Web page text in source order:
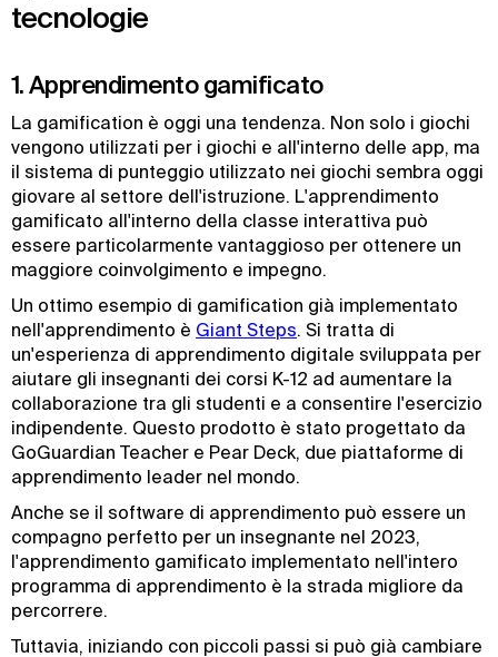
tecnologie
1. Apprendimento gamificato
La gamification è oggi una tendenza. Non solo i giochi
vengono utilizzati per i giochi e all'interno delle app, ma
il sistema di punteggio utilizzato nei giochi sembra oggi
giovare al settore dell'istruzione. L'apprendimento
gamificato all'interno della classe interattiva può
essere particolarmente vantaggioso per ottenere un
maggiore coinvolgimento e impegno.
Un ottimo esempio di gamification già implementato
nell'apprendimento è Giant Steps. Si tratta di
un'esperienza di apprendimento digitale sviluppata per
aiutare gli insegnanti dei corsi K-12 ad aumentare la
collaborazione tra gli studenti e a consentire l'esercizio
indipendente. Questo prodotto è stato progettato da
GoGuardian Teacher e Pear Deck, due piattaforme di
apprendimento leader nel mondo.
Anche se il software di apprendimento può essere un
compagno perfetto per un insegnante nel 2023,
l'apprendimento gamificato implementato nell'intero
programma di apprendimento è la strada migliore da
percorrere.
Tuttavia, iniziando con piccoli passi si può già cambiare